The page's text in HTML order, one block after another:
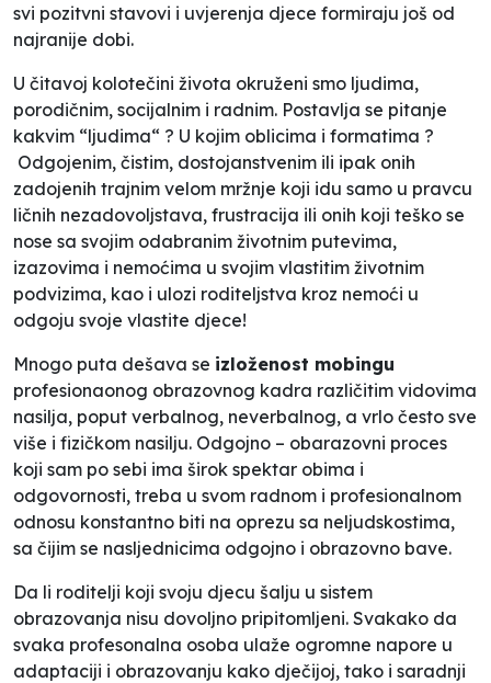
svi pozitvni stavovi i uvjerenja djece formiraju još od
najranije dobi.
U čitavoj kolotečini života okruženi smo ljudima,
porodičnim, socijalnim i radnim. Postavlja se pitanje
kakvim “ljudima“ ? U kojim oblicima i formatima ?
Odgojenim, čistim, dostojanstvenim ili ipak onih
zadojenih trajnim velom mržnje koji idu samo u pravcu
ličnih nezadovoljstava, frustracija ili onih koji teško se
nose sa svojim odabranim životnim putevima,
izazovima i nemoćima u svojim vlastitim životnim
podvizima, kao i ulozi roditeljstva kroz nemoći u
odgoju svoje vlastite djece!
Mnogo puta dešava se izloženost mobingu
profesionaonog obrazovnog kadra različitim vidovima
nasilja, poput verbalnog, neverbalnog, a vrlo često sve
više i fizičkom nasilju. Odgojno – obarazovni proces
koji sam po sebi ima širok spektar obima i
odgovornosti, treba u svom radnom i profesionalnom
odnosu konstantno biti na oprezu sa neljudskostima,
sa čijim se nasljednicima odgojno i obrazovno bave.
Da li roditelji koji svoju djecu šalju u sistem
obrazovanja nisu dovoljno pripitomljeni. Svakako da
svaka profesonalna osoba ulaže ogromne napore u
adaptaciji i obrazovanju kako dječijoj, tako i saradnji